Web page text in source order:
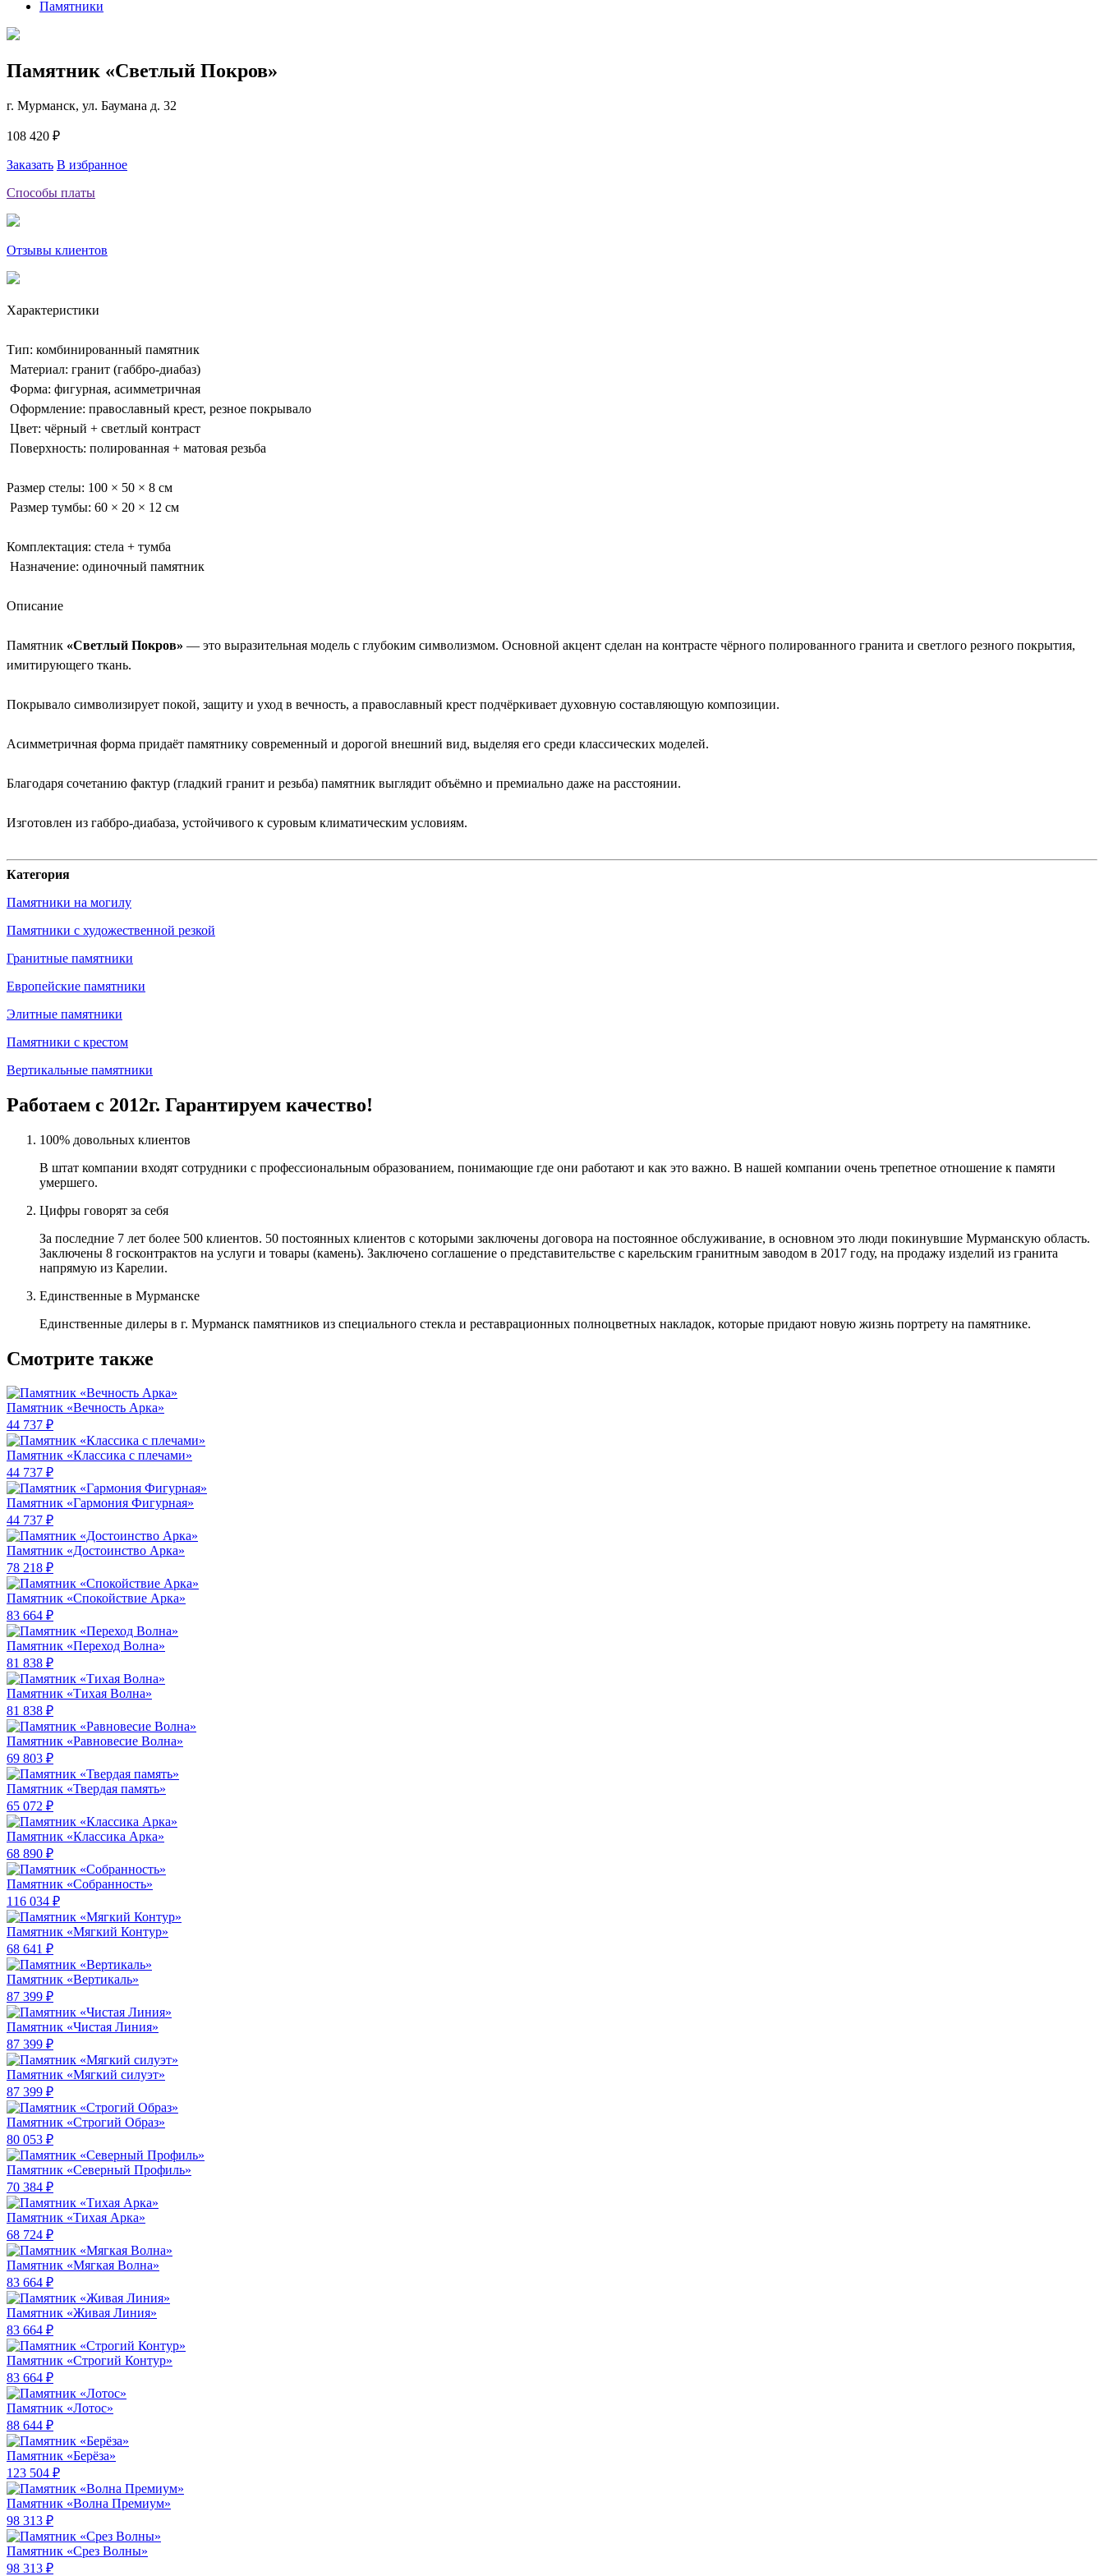
Памятники
Памятник «Светлый Покров»
г. Мурманск, ул. Баумана д. 32
108 420 ₽
Заказать В избранное
Способы платы
Отзывы клиентов
Характеристики
Тип: комбинированный памятник
Материал: гранит (габбро-диабаз)
Форма: фигурная, асимметричная
Оформление: православный крест, резное покрывало
Цвет: чёрный + светлый контраст
Поверхность: полированная + матовая резьба
Размер стелы: 100 × 50 × 8 см
Размер тумбы: 60 × 20 × 12 см
Комплектация: стела + тумба
Назначение: одиночный памятник
Описание
Памятник «Светлый Покров» — это выразительная модель с глубоким символизмом. Основной акцент сделан на контрасте чёрного полированного гранита и светлого резного покрытия,
имитирующего ткань.
Покрывало символизирует покой, защиту и уход в вечность, а православный крест подчёркивает духовную составляющую композиции.
Асимметричная форма придаёт памятнику современный и дорогой внешний вид, выделяя его среди классических моделей.
Благодаря сочетанию фактур (гладкий гранит и резьба) памятник выглядит объёмно и премиально даже на расстоянии.
Изготовлен из габбро-диабаза, устойчивого к суровым климатическим условиям.
Категория
Памятники на могилу
Памятники с художественной резкой
Гранитные памятники
Европейские памятники
Элитные памятники
Памятники с крестом
Вертикальные памятники
Работаем с 2012г. Гарантируем качество!
100% довольных клиентов
В штат компании входят сотрудники с профессиональным образованием, понимающие где они работают и как это важно. В нашей компании очень трепетное отношение к памяти
умершего.
Цифры говорят за себя
За последние 7 лет более 500 клиентов. 50 постоянных клиентов с которыми заключены договора на постоянное обслуживание, в основном это люди покинувшие Мурманскую область.
Заключены 8 госконтрактов на услуги и товары (камень). Заключено соглашение о представительстве с карельским гранитным заводом в 2017 году, на продажу изделий из гранита
напрямую из Карелии.
Единственные в Мурманске
Единственные дилеры в г. Мурманск памятников из специального стекла и реставрационных полноцветных накладок, которые придают новую жизнь портрету на памятнике.
Смотрите также
Памятник «Вечность Арка»
44 737 ₽
Памятник «Классика c плечами»
44 737 ₽
Памятник «Гармония Фигурная»
44 737 ₽
Памятник «Достоинство Арка»
78 218 ₽
Памятник «Спокойствие Арка»
83 664 ₽
Памятник «Переход Волна»
81 838 ₽
Памятник «Тихая Волна»
81 838 ₽
Памятник «Равновесие Волна»
69 803 ₽
Памятник «Твердая память»
65 072 ₽
Памятник «Классика Арка»
68 890 ₽
Памятник «Собранность»
116 034 ₽
Памятник «Мягкий Контур»
68 641 ₽
Памятник «Вертикаль»
87 399 ₽
Памятник «Чистая Линия»
87 399 ₽
Памятник «Мягкий силуэт»
87 399 ₽
Памятник «Строгий Образ»
80 053 ₽
Памятник «Северный Профиль»
70 384 ₽
Памятник «Тихая Арка»
68 724 ₽
Памятник «Мягкая Волна»
83 664 ₽
Памятник «Живая Линия»
83 664 ₽
Памятник «Строгий Контур»
83 664 ₽
Памятник «Лотос»
88 644 ₽
Памятник «Берёза»
123 504 ₽
Памятник «Волна Премиум»
98 313 ₽
Памятник «Срез Волны»
98 313 ₽